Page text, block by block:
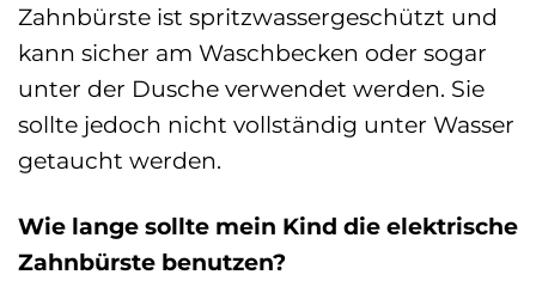
Zahnbürste ist spritzwassergeschützt und
kann sicher am Waschbecken oder sogar
unter der Dusche verwendet werden. Sie
sollte jedoch nicht vollständig unter Wasser
getaucht werden.
Wie lange sollte mein Kind die elektrische
Zahnbürste benutzen?